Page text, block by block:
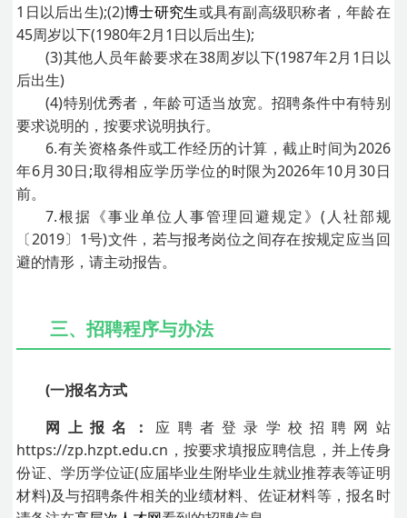
1日以后出生);(2)博士研究生或具有副高级职称者，年龄在
45周岁以下(1980年2月1日以后出生);
(3)其他人员年龄要求在38周岁以下(1987年2月1日以
后出生)
(4)特别优秀者，年龄可适当放宽。招聘条件中有特别
要求说明的，按要求说明执行。
6.有关资格条件或工作经历的计算，截止时间为2026
年6月30日;取得相应学历学位的时限为2026年10月30日
前。
7.根据《事业单位人事管理回避规定》(人社部规
〔2019〕1号)文件，若与报考岗位之间存在按规定应当回
避的情形，请主动报告。
三、招聘程序与办法
(一)报名方式
网上报名： 应聘者登录学校招聘网站
https://zp.hzpt.edu.cn，按要求填报应聘信息，并上传身
份证、学历学位证(应届毕业生附毕业生就业推荐表等证明
材料)及与招聘条件相关的业绩材料、佐证材料等，报名时